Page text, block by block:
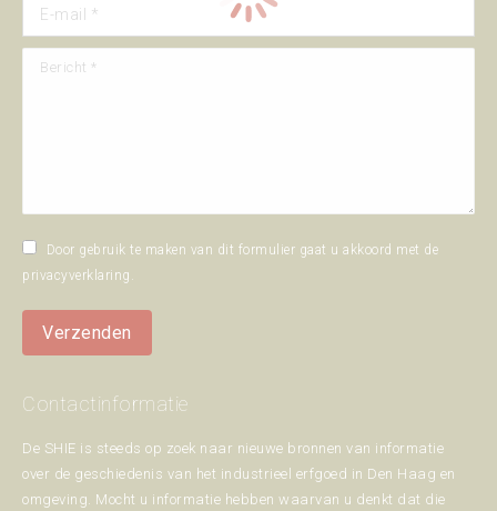
E-mail *
Bericht *
Door gebruik te maken van dit formulier gaat u akkoord met de
privacyverklaring .
Verzenden
Contactinformatie
De SHIE is steeds op zoek naar nieuwe bronnen van informatie
over de geschiedenis van het industrieel erfgoed in Den Haag en
omgeving. Mocht u informatie hebben waarvan u denkt dat die